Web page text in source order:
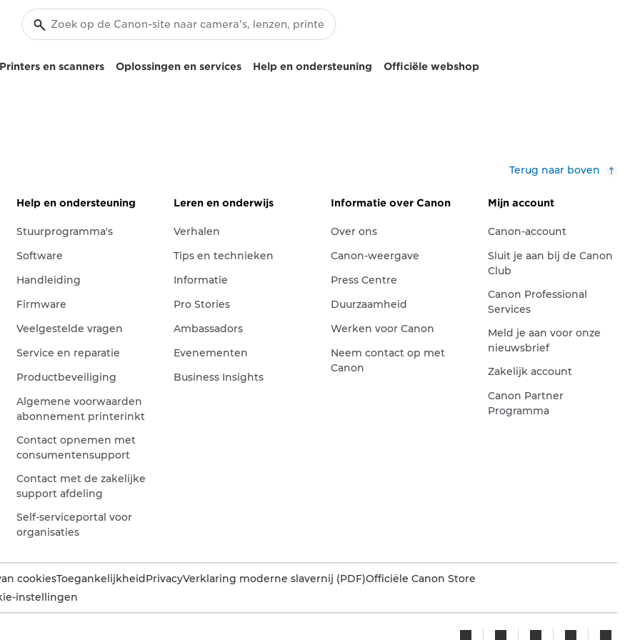
Printers en scanners Oplossingen en services Help en ondersteuning Officiële webshop
Terug naar boven
Help en ondersteuning
Stuurprogramma's
Software
Handleiding
Firmware
Veelgestelde vragen
Service en reparatie
Productbeveiliging
Algemene voorwaarden
abonnement printerinkt
Contact opnemen met
consumentensupport
Contact met de zakelijke
support afdeling
Self-serviceportal voor
organisaties
Leren en onderwijs
Verhalen
Tips en technieken
Informatie
Pro Stories
Ambassadors
Evenementen
Business Insights
Informatie over Canon
Over ons
Canon-weergave
Press Centre
Duurzaamheid
Werken voor Canon
Neem contact op met
Canon
Mijn account
Canon-account
Sluit je aan bij de Canon
Club
Canon Professional
Services
Meld je aan voor onze
nieuwsbrief
Zakelijk account
Canon Partner
Programma
cookiesToegankelijkheidPrivacyVerklaring moderne slavernij (PDF)Officiële Canon Store
instellingen